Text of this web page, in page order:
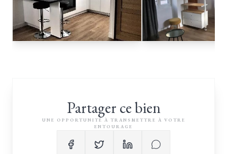
Partager ce bien
UNE OPPORTUNITÉ À TRANSMETTRE À VOTRE
ENTOURAGE